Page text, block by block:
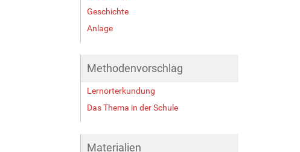
Geschichte
Anlage
Methodenvorschlag
Lernorterkundung
Das Thema in der Schule
Materialien